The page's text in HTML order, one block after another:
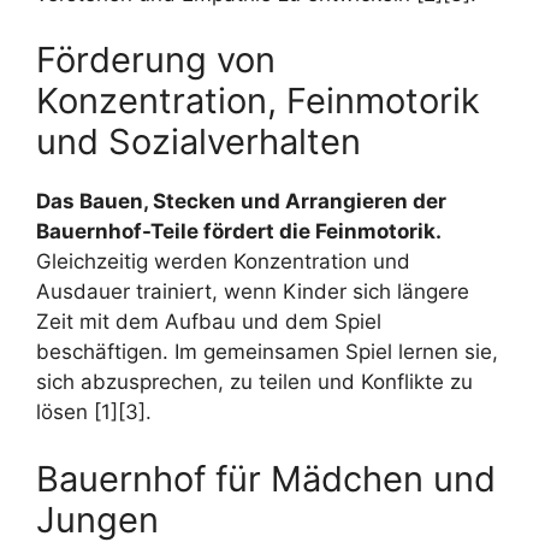
Förderung von
Konzentration, Feinmotorik
und Sozialverhalten
Das Bauen, Stecken und Arrangieren der
Bauernhof-Teile fördert die Feinmotorik.
Gleichzeitig werden Konzentration und
Ausdauer trainiert, wenn Kinder sich längere
Zeit mit dem Aufbau und dem Spiel
beschäftigen. Im gemeinsamen Spiel lernen sie,
sich abzusprechen, zu teilen und Konflikte zu
lösen [1][3].
Bauernhof für Mädchen und
Jungen